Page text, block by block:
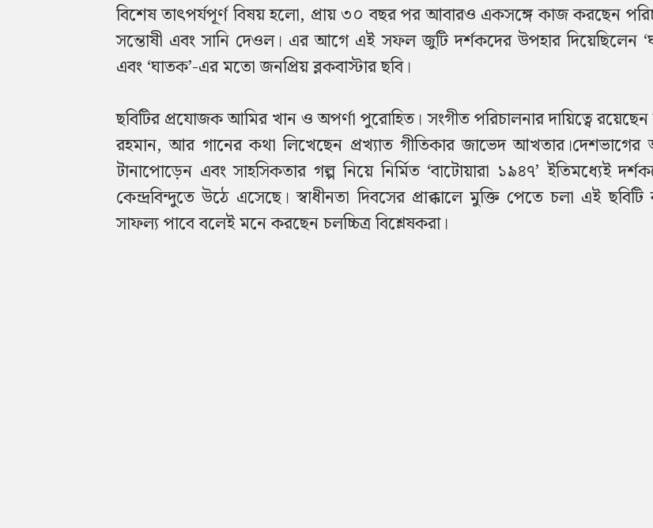
বিশেষ তাৎপর্যপূর্ণ বিষয় হলো, প্রায় ৩০ বছর পর আবারও একসঙ্গে কাজ করছেন
সন্তোষী এবং সানি দেওল। এর আগে এই সফল জুটি দর্শকদের উপহার দিয়েছিলেন
এবং ‘ঘাতক’-এর মতো জনপ্রিয় ব্লকবাস্টার ছবি।
ছবিটির প্রযোজক আমির খান ও অপর্ণা পুরোহিত। সংগীত পরিচালনার দায়িত্বে
রহমান, আর গানের কথা লিখেছেন প্রখ্যাত গীতিকার জাভেদ
টানাপোড়েন এবং সাহসিকতার গল্প নিয়ে নির্মিত ‘বাটোয়ারা ১৯৪৭’ ইতিমধ্যেই
কেন্দ্রবিন্দুতে উঠে এসেছে। স্বাধীনতা দিবসের প্রাক্কালে মুক্তি পেতে চলা এই
সাফল্য পাবে বলেই মনে করছেন চলচ্চিত্র বিশ্লেষকরা।